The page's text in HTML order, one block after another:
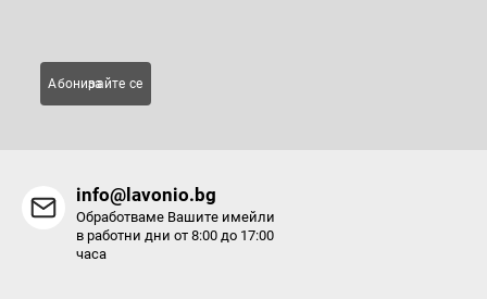
Абонирайте се за
info@lavonio.bg
Обработваме Вашите имейли
в работни дни от 8:00 до 17:00
часа